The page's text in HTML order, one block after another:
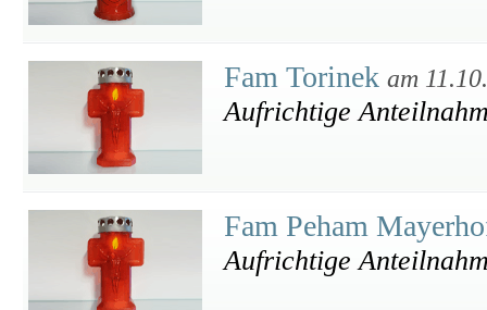
Fam Torinek am
Aufrichtige
Fam Peham
Aufrichtige